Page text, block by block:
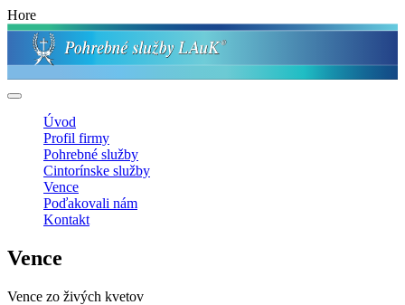
Hore
Úvod
Profil firmy
Pohrebné služby
Cintorínske služby
Vence
Poďakovali nám
Kontakt
Vence
Vence zo živých kvetov